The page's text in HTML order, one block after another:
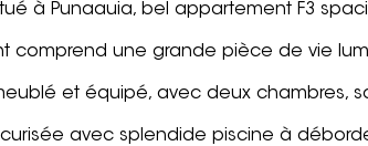
à Punaauia, bel appartement F3
comprend une grande pièce de vie
et équipé, avec deux chambres,
avec splendide piscine à